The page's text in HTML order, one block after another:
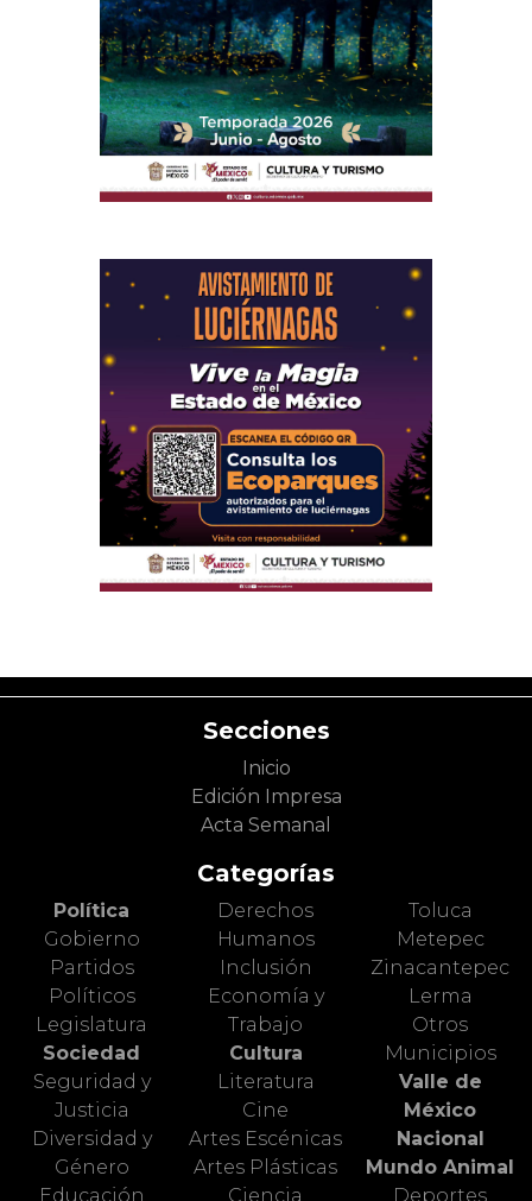
Secciones
Inicio
Edición Impresa
Acta Semanal
Categorías
Política
Gobierno
Partidos
Políticos
Legislatura
Sociedad
Seguridad y
Justicia
Diversidad y
Género
Educación
Derechos
Humanos
Inclusión
Economía y
Trabajo
Cultura
Literatura
Cine
Artes Escénicas
Artes Plásticas
Ciencia
Toluca
Metepec
Zinacantepec
Lerma
Otros
Municipios
Valle de
México
Nacional
Mundo Animal
Deportes